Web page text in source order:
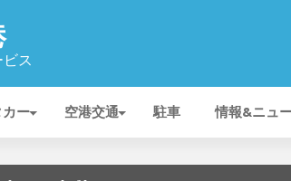
ス
カー 空港交通 駐車 情報&ニュ